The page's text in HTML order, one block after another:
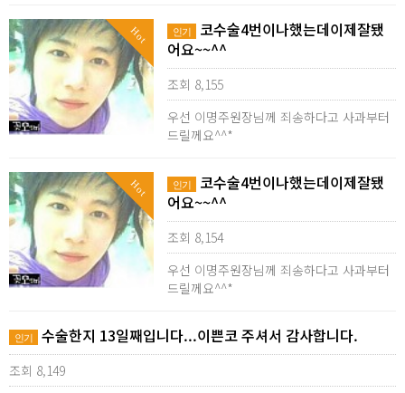
Hot 인기
코수술4번이나했는데이제잘됐
어요~~^^
조회 8,155
우선 이명주원장님께 죄송하다고 사과부터
드릴께요^^*
Hot 인기
코수술4번이나했는데이제잘됐
어요~~^^
조회 8,154
우선 이명주원장님께 죄송하다고 사과부터
드릴께요^^*
인기 수술한지 13일째입니다...이쁜코 주셔서 감사합니다.
조회 8,149